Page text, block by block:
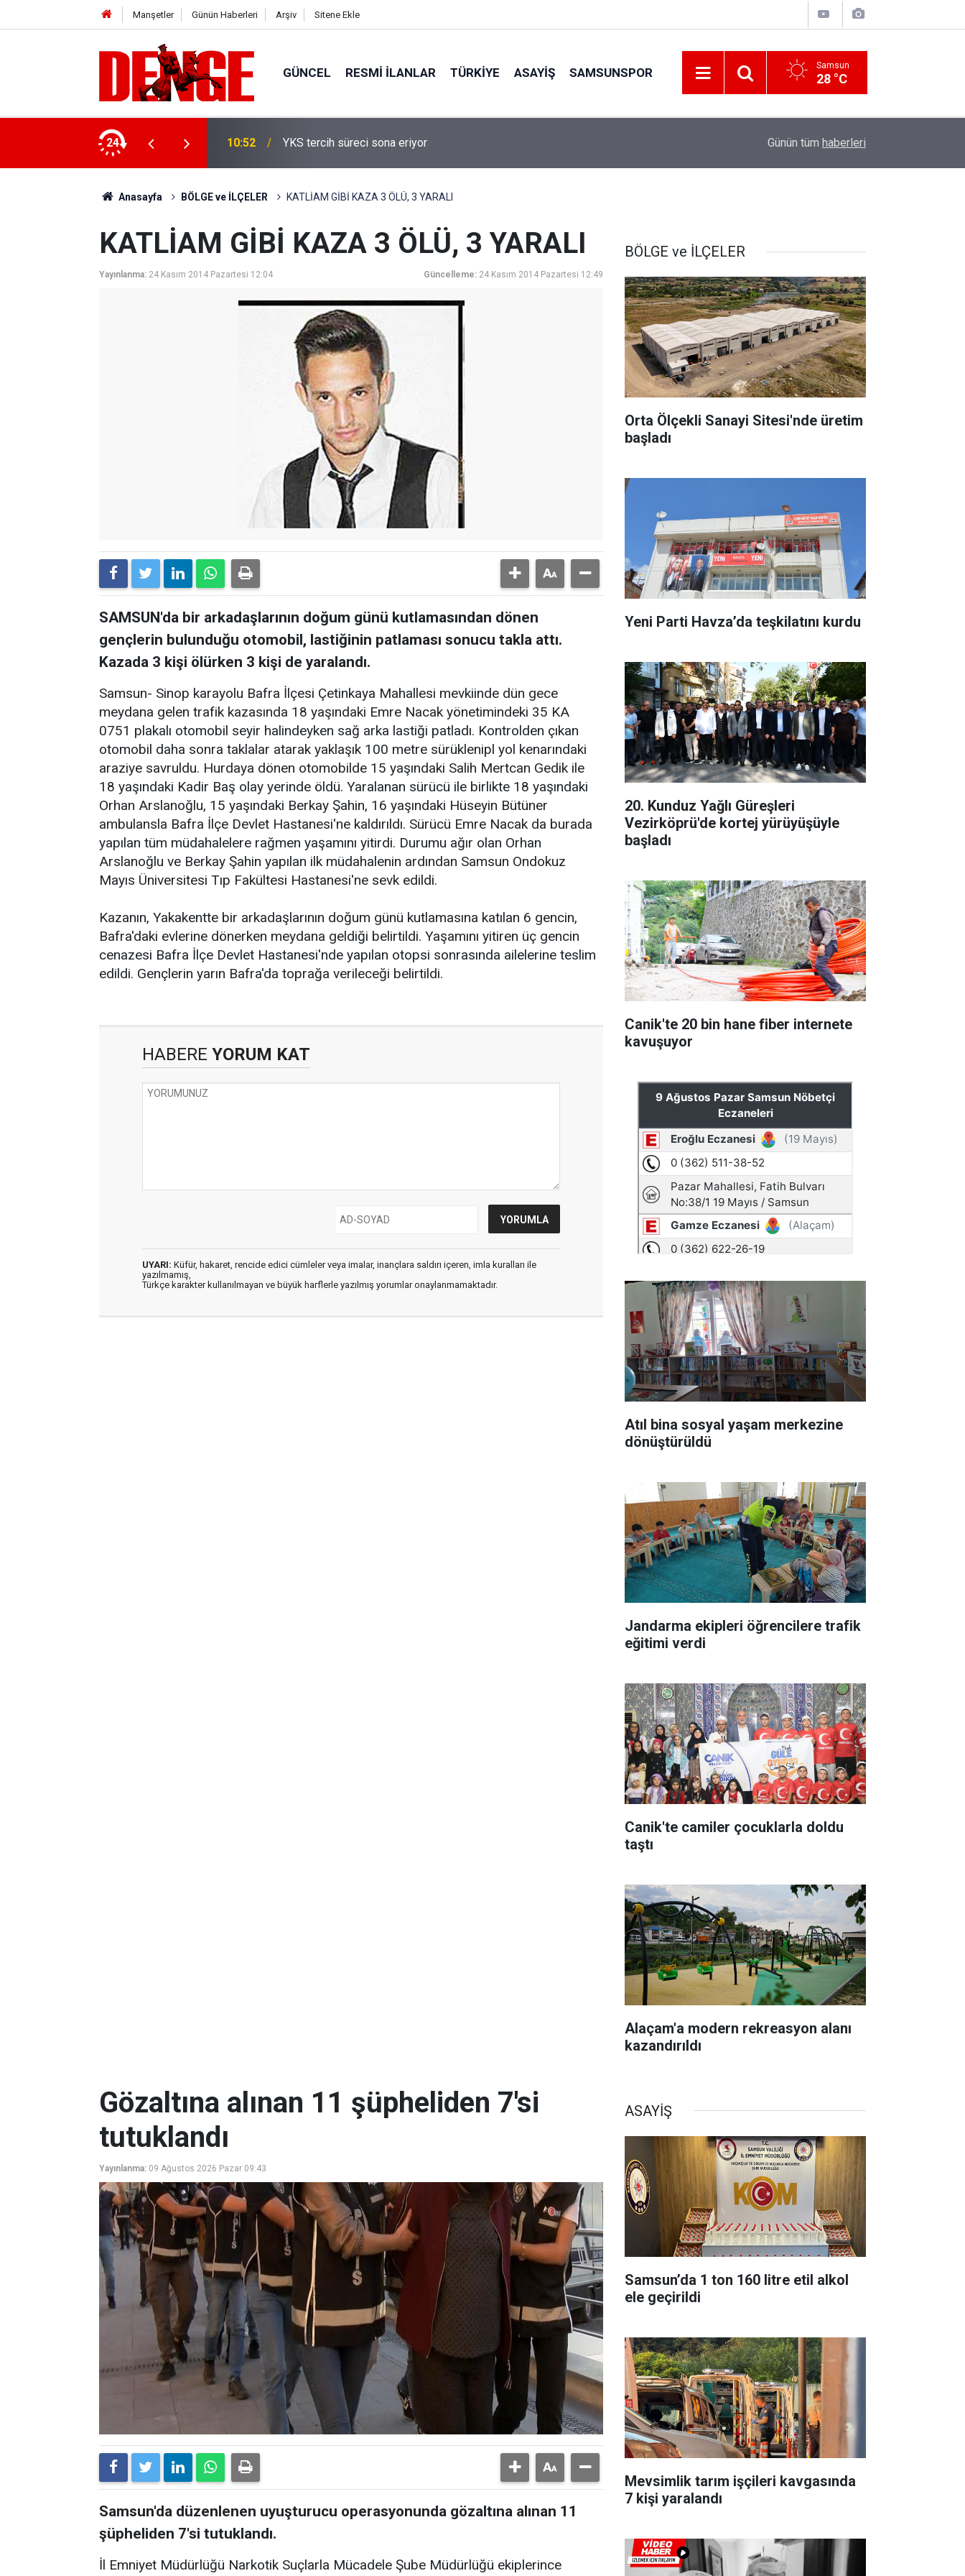
Manşetler Günün Haberleri Arşiv Sitene Ekle
GÜNCEL RESMI İLANLAR TÜRKİYE ASAYİŞ SAMSUNSPOR Samsun
28 °C
24 10:52 YKS tercih süreci sona eriyor Samsun’da 1 ton 160 litre etil alkol ele geçirildi
Günün tüm haberleri
Anasayfa BÖLGE ve İLÇELER KATLİAM GİBİ KAZA 3 ÖLÜ, 3 YARALI
KATLİAM GİBİ KAZA 3 ÖLÜ, 3 YARALI
Yayınlanma: 24 Kasım 2014 Pazartesi 12:04 Güncelleme: 24 Kasım 2014 Pazartesi 12:49
SAMSUN'da bir arkadaşlarının doğum günü kutlamasından dönen
gençlerin bulunduğu otomobil, lastiğinin patlaması sonucu takla attı.
Kazada 3 kişi ölürken 3 kişi de yaralandı.
Samsun- Sinop karayolu Bafra İlçesi Çetinkaya Mahallesi mevkiinde dün gece
meydana gelen trafik kazasında 18 yaşındaki Emre Nacak yönetimindeki 35 KA
0751 plakalı otomobil seyir halindeyken sağ arka lastiği patladı. Kontrolden çıkan
otomobil daha sonra taklalar atarak yaklaşık 100 metre sürüklenipl yol kenarındaki
araziye savruldu. Hurdaya dönen otomobilde 15 yaşındaki Salih Mertcan Gedik ile
18 yaşındaki Kadir Baş olay yerinde öldü. Yaralanan sürücü ile birlikte 18 yaşındaki
Orhan Arslanoğlu, 15 yaşındaki Berkay Şahin, 16 yaşındaki Hüseyin Bütüner
ambulansla Bafra İlçe Devlet Hastanesi'ne kaldırıldı. Sürücü Emre Nacak da burada
yapılan tüm müdahalelere rağmen yaşamını yitirdi. Durumu ağır olan Orhan
Arslanoğlu ve Berkay Şahin yapılan ilk müdahalenin ardından Samsun Ondokuz
Mayıs Üniversitesi Tıp Fakültesi Hastanesi'ne sevk edildi.
Kazanın, Yakakentte bir arkadaşlarının doğum günü kutlamasına katılan 6 gencin,
Bafra'daki evlerine dönerken meydana geldiği belirtildi. Yaşamını yitiren üç gencin
cenazesi Bafra İlçe Devlet Hastanesi'nde yapılan otopsi sonrasında ailelerine teslim
edildi. Gençlerin yarın Bafra'da toprağa verileceği belirtildi.
HABERE YORUM KAT
UYARI: Küfür, hakaret, rencide edici cümleler veya imalar, inançlara saldırı içeren, imla kuralları ile
yazılmamış,
Türkçe karakter kullanılmayan ve büyük harflerle yazılmış yorumlar onaylanmamaktadır.
BÖLGE ve İLÇELER
Orta Ölçekli Sanayi Sitesi'nde üretim
başladı
Yeni Parti Havza’da teşkilatını kurdu
20. Kunduz Yağlı Güreşleri
Vezirköprü'de kortej yürüyüşüyle
başladı
Canik'te 20 bin hane fiber internete
kavuşuyor
Atıl bina sosyal yaşam merkezine
dönüştürüldü
Jandarma ekipleri öğrencilere trafik
eğitimi verdi
Canik'te camiler çocuklarla doldu
taştı
Alaçam'a modern rekreasyon alanı
kazandırıldı
Gözaltına alınan 11 şüpheliden 7'si
tutuklandı
Yayınlanma: 09 Ağustos 2026 Pazar 09:43
Samsun'da düzenlenen uyuşturucu operasyonunda gözaltına alınan 11
şüpheliden 7'si tutuklandı.
İl Emniyet Müdürlüğü Narkotik Suçlarla Mücadele Şube Müdürlüğü ekiplerince
ASAYİŞ
Samsun’da 1 ton 160 litre etil alkol
ele geçirildi
Mevsimlik tarım işçileri kavgasında
7 kişi yaralandı